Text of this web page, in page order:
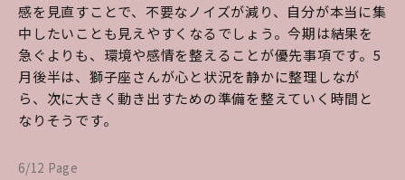
感を見直すことで、不要なノイズが減り、自分が本当に集
中したいことも見えやすくなるでしょう。今期は結果を
急ぐよりも、環境や感情を整えることが優先事項です。5
月後半は、獅子座さんが心と状況を静かに整理しなが
ら、次に大きく動き出すための準備を整えていく時間と
なりそうです。
6/12 Page